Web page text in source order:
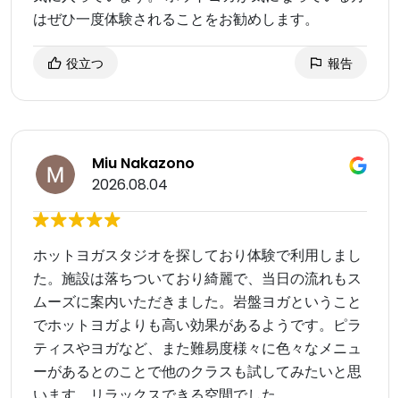
はぜひ一度体験されることをお勧めします。
役立つ 報告
Miu Nakazono
2026.08.04
ホットヨガスタジオを探しており体験で利用しまし
た。施設は落ちついており綺麗で、当日の流れもス
ムーズに案内いただきました。岩盤ヨガということ
でホットヨガよりも高い効果があるようです。ピラ
ティスやヨガなど、また難易度様々に色々なメニュ
ーがあるとのことで他のクラスも試してみたいと思